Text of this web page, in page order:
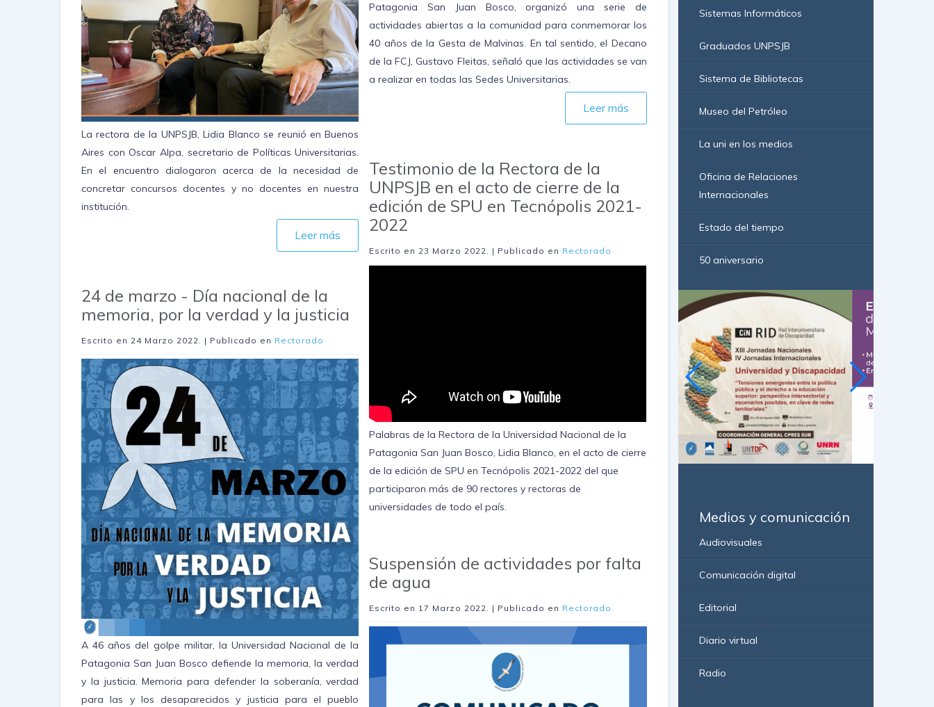
La rectora de la UNPSJB, Lidia Blanco se reunió en Buenos
Aires con Oscar Alpa, secretario de Políticas Universitarias.
En el encuentro dialogaron acerca de la necesidad de
concretar concursos docentes y no docentes en nuestra
institución.
Leer más
24 de marzo - Día nacional de la
memoria, por la verdad y la justicia
Escrito en 24 Marzo 2022 . | Publicado en Rectorado
A 46 años del golpe militar, la Universidad Nacional de la
Patagonia San Juan Bosco defiende la memoria, la verdad
y la justicia. Memoria para defender la soberanía, verdad
para las y los desaparecidos y justicia para el pueblo
Patagonia San Juan Bosco, organizó una serie de
actividades abiertas a la comunidad para conmemorar los
40 años de la Gesta de Malvinas. En tal sentido, el Decano
de la FCJ, Gustavo Fleitas, señaló que las actividades se van
a realizar en todas las Sedes Universitarias.
Leer más
Testimonio de la Rectora de la
UNPSJB en el acto de cierre de la
edición de SPU en Tecnópolis 2021-
2022
Escrito en 23 Marzo 2022. | Publicado en Rectorado
Palabras de la Rectora de la Universidad Nacional de la
Patagonia San Juan Bosco, Lidia Blanco, en el acto de cierre
de la edición de SPU en Tecnópolis 2021-2022 del que
participaron más de 90 rectores y rectoras de
universidades de todo el país.
Suspensión de actividades por falta
de agua
Escrito en 17 Marzo 2022 . | Publicado en Rectorado
Sistemas Informáticos
Graduados UNPSJB
Sistema de Bibliotecas
Museo del Petróleo
La uni en los medios
Oficina de Relaciones
Internacionales
Estado del tiempo
50 aniversario
Medios y comunicación
Audiovisuales
Comunicación digital
Editorial
Diario virtual
Radio